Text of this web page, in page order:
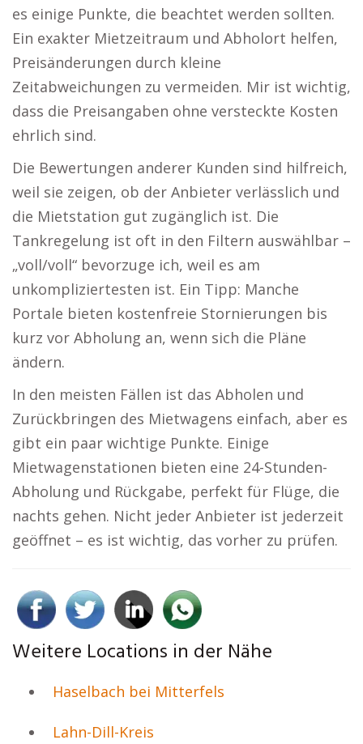
es einige Punkte, die beachtet werden sollten.
Ein exakter Mietzeitraum und Abholort helfen,
Preisänderungen durch kleine
Zeitabweichungen zu vermeiden. Mir ist wichtig,
dass die Preisangaben ohne versteckte Kosten
ehrlich sind.
Die Bewertungen anderer Kunden sind hilfreich,
weil sie zeigen, ob der Anbieter verlässlich und
die Mietstation gut zugänglich ist. Die
Tankregelung ist oft in den Filtern auswählbar –
„voll/voll“ bevorzuge ich, weil es am
unkompliziertesten ist. Ein Tipp: Manche
Portale bieten kostenfreie Stornierungen bis
kurz vor Abholung an, wenn sich die Pläne
ändern.
In den meisten Fällen ist das Abholen und
Zurückbringen des Mietwagens einfach, aber es
gibt ein paar wichtige Punkte. Einige
Mietwagenstationen bieten eine 24-Stunden-
Abholung und Rückgabe, perfekt für Flüge, die
nachts gehen. Nicht jeder Anbieter ist jederzeit
geöffnet – es ist wichtig, das vorher zu prüfen.
Weitere Locations in der Nähe
Haselbach bei Mitterfels
Lahn-Dill-Kreis